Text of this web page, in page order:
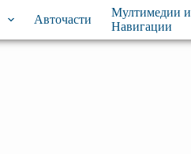
Авточасти
Мултимедии и
Навигации